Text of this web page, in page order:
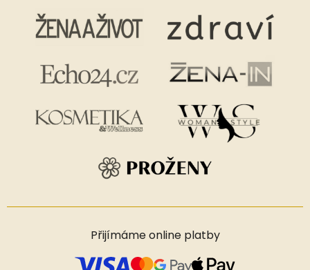
Přijímáme online platby